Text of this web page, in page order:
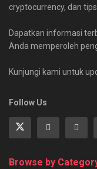
cryptocurrency, dan
Dapatkan informasi
Anda memperoleh
Kunjungi kami untuk
Follow Us
Browse by